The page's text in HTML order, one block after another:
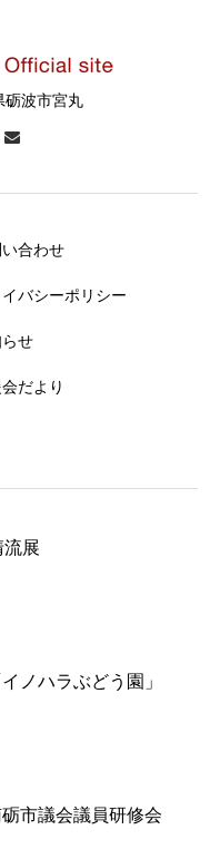
波市宮丸
合わせ
バシーポリシー
せ
だより
展
ノハラぶどう園」
市議会議員研修会